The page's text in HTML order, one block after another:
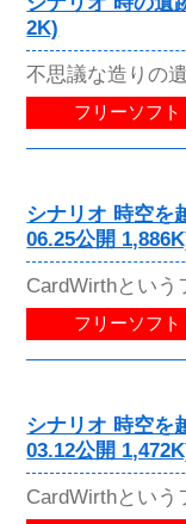
2K)
不思議な造りの
フリーソフト
シナリオ 時空を
06.25公開
CardWirthという
フリーソフト
シナリオ 時空を
03.12公開
CardWirthという